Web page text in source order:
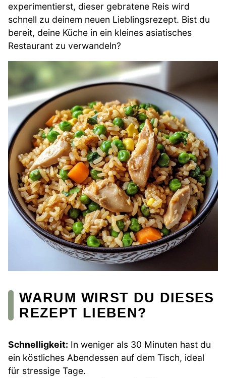
experimentierst, dieser gebratene Reis wird
schnell zu deinem neuen Lieblingsrezept. Bist du
bereit, deine Küche in ein kleines asiatisches
Restaurant zu verwandeln?
WARUM WIRST DU DIESES
REZEPT LIEBEN?
Schnelligkeit: In weniger als 30 Minuten hast du
ein köstliches Abendessen auf dem Tisch, ideal
für stressige Tage.